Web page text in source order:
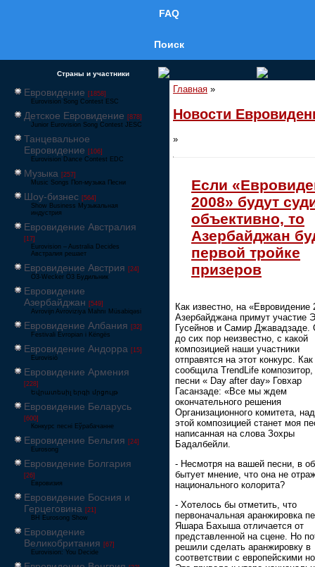
FAQ
Поиск
Страны и участники
Евровидение [1858]
Eurovision Song Contest ESC
Детское Евровидение [878]
Junior Eurovision Song Contest JESC
Танцевальное
Евровидение [106]
Eurovision Dance Contest EDC
Музыка [257]
Music Songs Поп-музыка Песни
Шоу-бизнес [564]
Show Business Музыкальная
индустрия
Евровидение Австралия
[17]
Eurovision – Australia Decides
Австралия решает
Евровидение Австрия [24]
Ö3-Wecker Ö3 Будильник
Евровидение
Азербайджан [549]
Avrovijn Avroviziya Mahnı Müsabiqəsi
Евровидение Албания [32]
Festivali Evropian i Këngës
Евровидение Андорра [15]
Eurovisió
Евровидение Армения
[228]
Եվրատեսիլ երգի մրցույթ
Евровидение Беларусь
[600]
Конкурс песні Еўрабачанне
Евровидение Бельгия [24]
Eurosong
Евровидение Болгария
[26]
Евровизия
Евровидение Босния и
Герцеговина [21]
BH Eurosong Show
Евровидение
Великобритания [67]
Eurovision: You Decide
Главная »
Новости
»
Если
2008» будут
объективно, то
Азербайджан
первой тройке
призеров
Как известно, на «Евровидение
Азербайджана примут участие
Гусейнов и Самир Джавадзаде.
до сих пор неизвестно, с какой
композицией наши участники
отправятся на этот конкурс. Как
сообщила TrendLife композитор,
песни « Day after day» Говхар
Гасанзаде: «Все мы ждем
окончательного решения
Организационного комитета,
этой композицией станет моя
написанная на слова Зохры
Бадалбейли.
- Несмотря на вашей песни, в
бытует мнение, что она не
национального колорита?
- Хотелось бы отметить, что
первоначальная аранжировка
Яшара Бахыша отличается от
представленной на сцене. Но
решили сделать аранжировку в
соответствии с европейскими